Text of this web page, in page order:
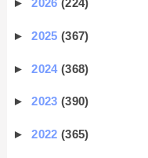
►2026(224)
►2025(367)
►2024(368)
►2023(390)
►2022(365)